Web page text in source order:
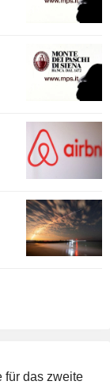
für das zweite